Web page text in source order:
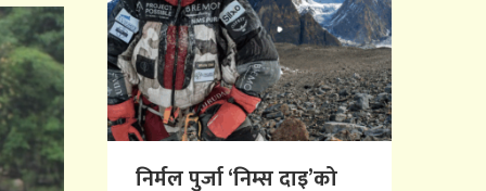
निर्मल पुर्जा ‘निम्स दाइ’को